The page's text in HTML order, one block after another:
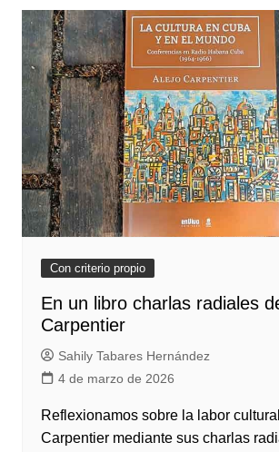
Con criterio propio
En un libro charlas radiales
Carpentier
Sahily Tabares Hernández
4 de marzo de 2026
Reflexionamos sobre la labor
Carpentier mediante sus charlas